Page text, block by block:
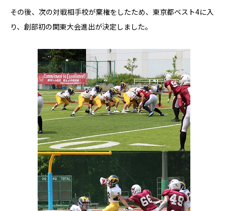
その後、次の対戦相手校が棄権をしたため、東京都ベスト4に入
り、創部初の関東大会進出が決定しました。